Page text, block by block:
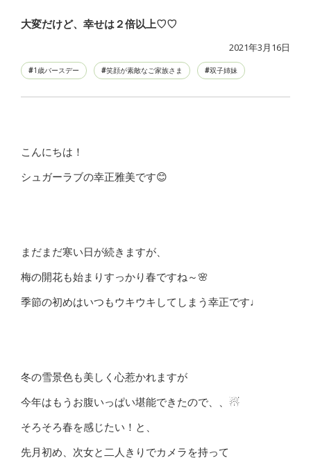
大変だけど、幸せは２倍以上♡♡
2021年3月16日
1歳バースデー 笑顔が素敵なご家族さま 双子姉妹
こんにちは！
シュガーラブの幸正雅美です😊
まだまだ寒い日が続きますが、
梅の開花も始まりすっかり春ですね～🌸
季節の初めはいつもウキウキしてしまう幸正です♩
冬の雪景色も美しく心惹かれますが
今年はもうお腹いっぱい堪能できたので、、☃
そろそろ春を感じたい！と、
先月初め、次女と二人きりでカメラを持って